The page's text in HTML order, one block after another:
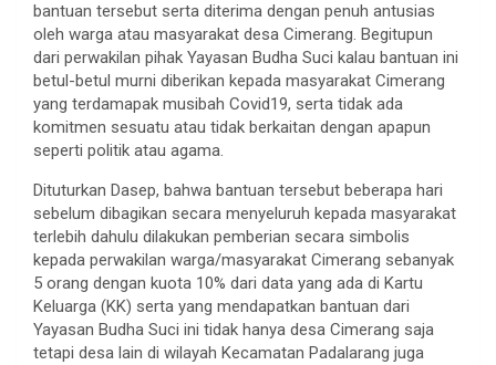
bantuan tersebut serta diterima dengan penuh antusias
oleh warga atau masyarakat desa Cimerang. Begitupun
dari perwakilan pihak Yayasan Budha Suci kalau bantuan ini
betul-betul murni diberikan kepada masyarakat Cimerang
yang terdamapak musibah Covid19, serta tidak ada
komitmen sesuatu atau tidak berkaitan dengan apapun
seperti politik atau agama.
Dituturkan Dasep, bahwa bantuan tersebut beberapa hari
sebelum dibagikan secara menyeluruh kepada masyarakat
terlebih dahulu dilakukan pemberian secara simbolis
kepada perwakilan warga/masyarakat Cimerang sebanyak
5 orang dengan kuota 10% dari data yang ada di Kartu
Keluarga (KK) serta yang mendapatkan bantuan dari
Yayasan Budha Suci ini tidak hanya desa Cimerang saja
tetapi desa lain di wilayah Kecamatan Padalarang juga